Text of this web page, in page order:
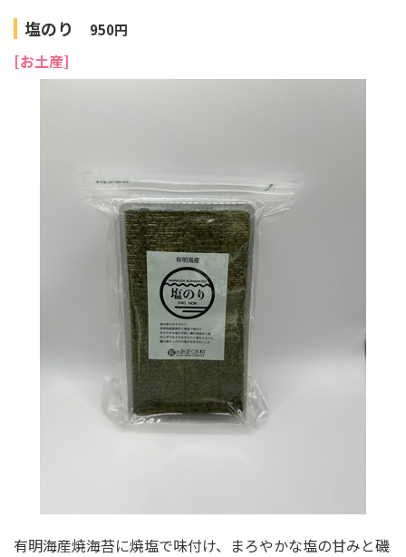
塩のり 950円
[お土産]
有明海産焼海苔に焼塩で味付け、まろやかな塩の甘みと磯